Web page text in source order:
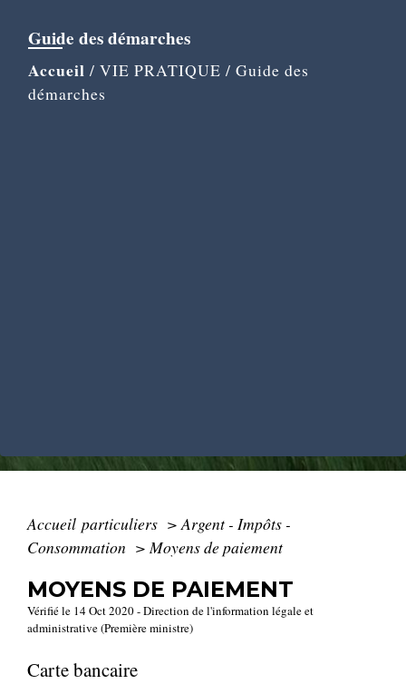
Guide des démarches
Accueil / VIE PRATIQUE / Guide des
démarches
Accueil particuliers > Argent - Impôts -
Consommation > Moyens de paiement
MOYENS DE PAIEMENT
Vérifié le 14 Oct 2020 - Direction de l'information légale et
administrative (Première ministre)
Carte bancaire